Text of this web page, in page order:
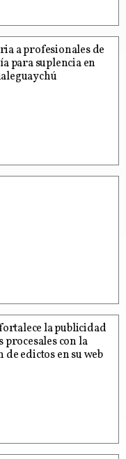
a profesionales de
para suplencia en
la publicidad
procesales con la
de edictos en su web